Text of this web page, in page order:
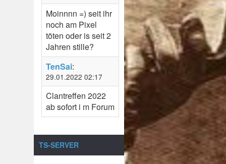
Moinnnn =) seit ihr
noch am Pixel
töten oder is seit 2
Jahren stille?
TenSai:
29.01.2022 02:17
Clantreffen 2022
ab sofort i m Forum
TS-SERVER